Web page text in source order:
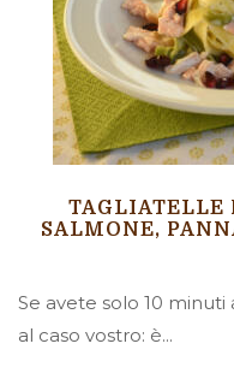
TAGLIATELLE
SALMONE,
Se avete solo 10
al caso vostro: è...